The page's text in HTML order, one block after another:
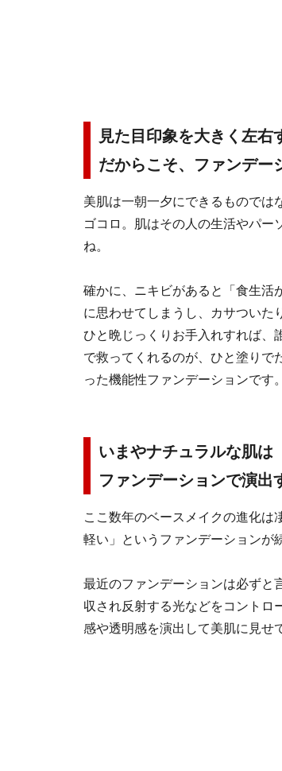
見た目印象を大きく左右
だからこそ、ファンデー
美肌は一朝一夕にできるものでは
ゴコロ。肌はその人の生活やパー
ね。
確かに、ニキビがあると「食生活
に思わせてしまうし、カサついた
ひと晩じっくりお手入れすれば
で救ってくれるのが、ひと塗りで
った機能性ファンデーションです。
いまやナチュラルな肌は
ファンデーションで演出
ここ数年のベースメイクの進化は
軽い」というファンデーションが
最近のファンデーションは必ずと
収され反射する光などをコントロ
感や透明感を演出して美肌に見せ